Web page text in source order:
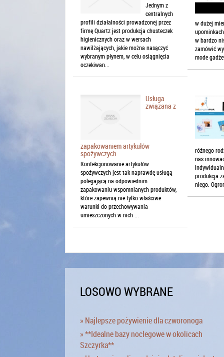
Jednym z
centralnych
profili działalności prowadzonej przez
firmę Quartz jest produkcja chusteczek
higienicznych oraz w wersach
nawilżających, jakie można nasączyć
wybranym płynem, w celu osiągnięcia
oczekiwan...
w dużej
w bardzo
zamówić
mode
Usługa
związana z
zapakowaniem artykułów
spożywczych
Konfekcjonowanie artykułów
spożywczych jest tak naprawdę usługą
polegającą na odpowiednim
zapakowaniu wspomnianych produktów,
które zapewnią nie tylko właściwe
warunki do przechowywania
umieszczonych w nich ...
różnego
nas
produkcja
niego.
LOSOWO WYBRANE
» Najlepsze pożywienie dla czworonoga
» **Idealne bazy noclegowe w okolicach
Szczyrka**